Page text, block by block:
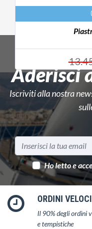
Aderisci
Iscriviti alla nostra
Ho letto e
ORDINI VELOCI
Il 90% degli ordini
e tempistiche